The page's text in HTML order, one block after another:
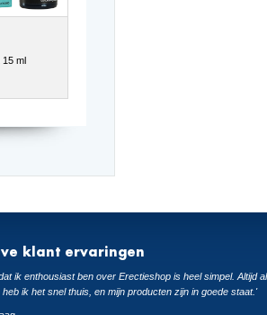
15 ml
klant ervaringen
ik enthousiast ben over Erectieshop is heel simpel. Altijd
heb ik het snel thuis, en mijn producten zijn in goede staat.'